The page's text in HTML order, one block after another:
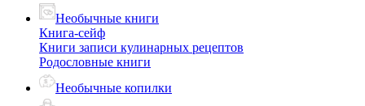
Необычные книги
Книга-сейф
Книги записи кулинарных рецептов
Родословные книги
Необычные копилки